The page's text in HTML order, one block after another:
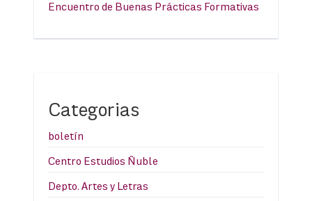
Encuentro de Buenas Prácticas Formativas
Categorias
boletín
Centro Estudios Ñuble
Depto. Artes y Letras